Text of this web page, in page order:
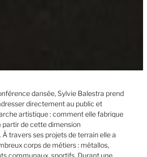
dansée, Sylvie Balestra prend
directement au public et
artistique : comment elle fabrique
partir de cette dimension
travers ses projets de terrain elle a
corps de métiers : métallos,